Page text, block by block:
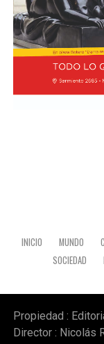
INICIO MUNDO
SOCIEDAD
Propiedad :
Director : Nicolás